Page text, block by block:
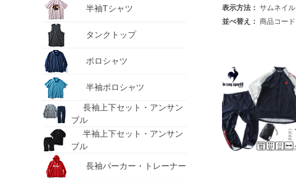
半袖Tシャツ
タンクトップ
ポロシャツ
半袖ポロシャツ
長袖上下セット・アンサン
ブル
半袖上下セット・アンサン
ブル
長袖パーカー・トレーナー
表示方法： サムネイル
並べ替え： 商品コード